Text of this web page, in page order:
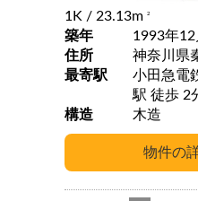
1K / 23.13m 2
築年
1993年12
住所
神奈川県
最寄駅
小田急電
駅 徒
構造
木造